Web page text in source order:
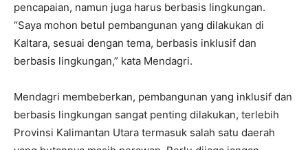
pencapaian, namun juga harus berbasis lingkungan.
“Saya mohon betul pembangunan yang dilakukan di
Kaltara, sesuai dengan tema, berbasis inklusif dan
berbasis lingkungan,” kata Mendagri.
Mendagri membeberkan, pembangunan yang inklusif dan
berbasis lingkungan sangat penting dilakukan, terlebih
Provinsi Kalimantan Utara termasuk salah satu daerah